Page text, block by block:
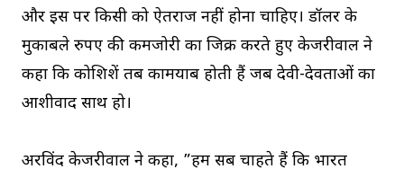
और इस पर किसी को ऐतराज नहीं होना चाहिए। डॉलर के
मुकाबले रुपए की कमजोरी का जिक्र करते हुए केजरीवाल ने
कहा कि कोशिशें तब कामयाब होती हैं जब देवी-देवताओं का
आशीर्वाद साथ हो।
अरविंद केजरीवाल ने कहा, ”हम सब चाहते हैं कि भारत